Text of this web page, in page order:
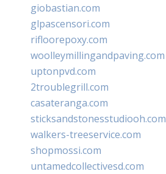
giobastian.com
glpascensori.com
rifloorepoxy.com
woolleymillingandpaving.com
uptonpvd.com
2troublegrill.com
casateranga.com
sticksandstonesstudiooh.com
walkers-treeservice.com
shopmossi.com
untamedcollectivesd.com